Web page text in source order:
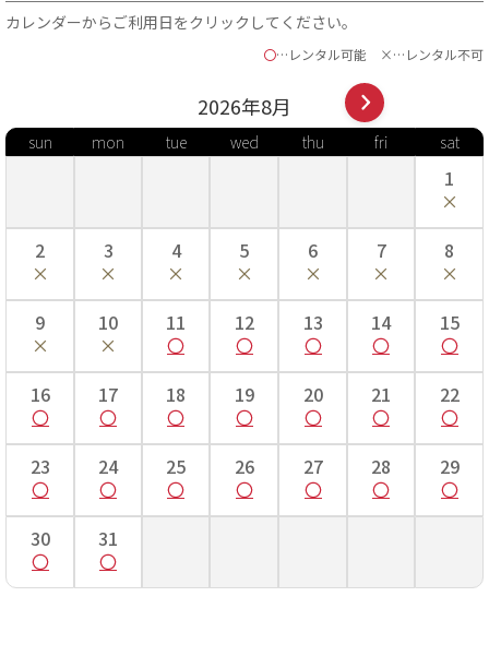
対応身長と号数サイズ間でのフリーサイズとお考えください）
※着付け師様と事前にサイズのご確認を頂く事をおすすめ致します。
着物の部分名称
身
丈
身丈は着物の衿の付け根から裾までの長さになります。
女性の場合、着物の身丈はご自分の身長と同じくらいの長
さがちょうど良い長さとされていますが、レンタル商品で
は身丈が長めになる場合が多いので、おはしょりで調節し
カレンダーからご利用日をクリックしてください。
〇…レンタル可能 ×…レンタル不可
2026年8月
sun mon tue wed thu fri sat
1
2 3 4 5 6 7 8
9 10 11 12 13 14 15
16 17 18 19 20 21 22
23 24 25 26 27 28 29
30 31